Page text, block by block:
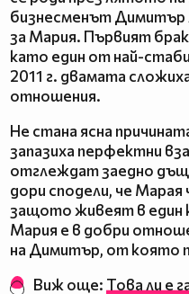
бизнесменът Димитър
за Мария. Първият
като един от най-
2011 г. двамата
отношения.
Не стана ясна
запазиха перфектни
отглеждат заедно
дори сподели, че
защото живеят в един
Мария е в добри
на Димитър, от която
Виж още: Това ли е